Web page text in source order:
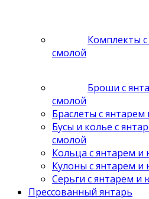
Комплекты
смолой
Броши с
смолой
Браслеты с
Бусы и колье с
смолой
Кольца с янтарем
Кулоны с янтарем
Серьги с янтарем
Прессованный янтарь